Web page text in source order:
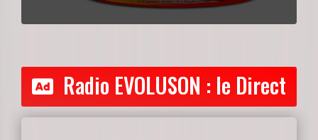
Radio EVOLUSON : le Direct